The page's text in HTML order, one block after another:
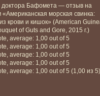
доктора Бафомета — отзыв на
морская свинка:
крови и кишок» (American
of Guts and Gore, 2015 г.)
(1,00 из 5)